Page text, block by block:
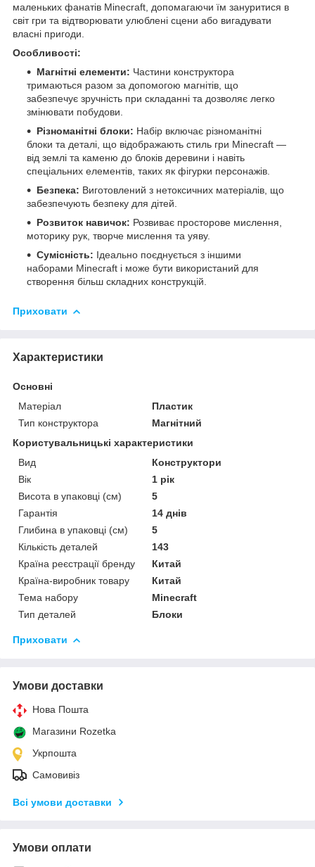
маленьких фанатів Minecraft, допомагаючи їм зануритися в
світ гри та відтворювати улюблені сцени або вигадувати
власні пригоди.
Особливості:
Магнітні елементи: Частини конструктора
тримаються разом за допомогою магнітів, що
забезпечує зручність при складанні та дозволяє легко
змінювати побудови.
Різноманітні блоки: Набір включає різноманітні
блоки та деталі, що відображають стиль гри Minecraft —
від землі та каменю до блоків деревини і навіть
спеціальних елементів, таких як фігурки персонажів.
Безпека: Виготовлений з нетоксичних матеріалів, що
забезпечують безпеку для дітей.
Розвиток навичок: Розвиває просторове мислення,
моторику рук, творче мислення та уяву.
Сумісність: Ідеально поєднується з іншими
наборами Minecraft і може бути використаний для
створення більш складних конструкцій.
Приховати
Характеристики
Основні
Матеріал
Пластик
Тип конструктора
Магнітний
Користувальницькі характеристики
Вид
Конструктори
Вік
1 рік
Висота в упаковці (см)
5
Гарантія
14 днів
Глибина в упаковці (см)
5
Кількість деталей
143
Країна реєстрації бренду
Китай
Країна-виробник товару
Китай
Тема набору
Minecraft
Тип деталей
Блоки
Приховати
Умови доставки
Нова Пошта
Магазини Rozetka
Укрпошта
Самовивіз
Всі умови доставки
Умови оплати